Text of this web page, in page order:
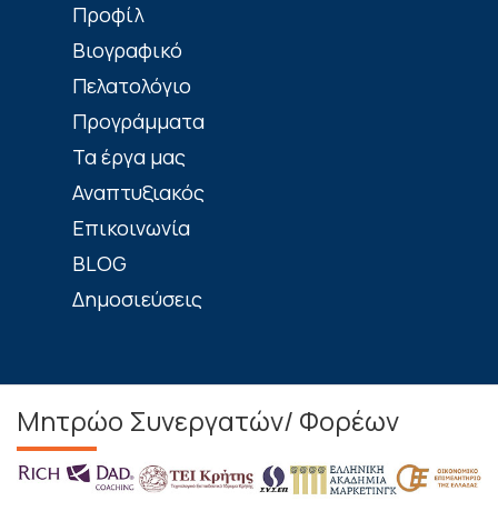
Πρoφίλ
Βιογραφικό
Πελατολόγιο
Προγράμματα
Τα έργα μας
Αναπτυξιακός
Επικοινωνία
BLOG
Δημοσιεύσεις
Μητρώο Συνεργατών/ Φορέων